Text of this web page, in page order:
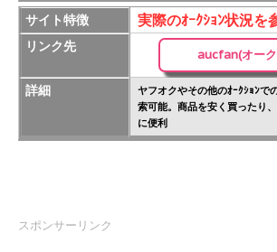
サイト特徴 実際のｵｰｸｼｮﾝ状況を
リンク先
aucfan(オー
詳細
ヤフオクやその他のｵｰｸｼｮﾝで
索可能。商品を安く買ったり
に便利
スポンサーリンク